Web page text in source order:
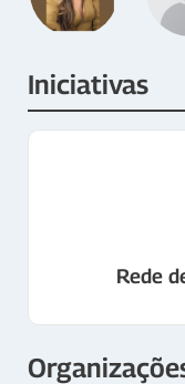
Iniciativas
Rede